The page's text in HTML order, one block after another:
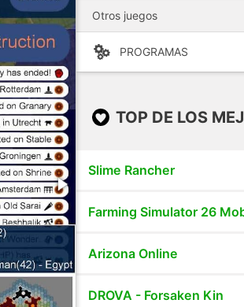
Otros juegos
PROGRAMAS
TOP DE LOS
Slime Rancher
Farming Simulator 26
Arizona Online
DROVA - Forsaken Kin